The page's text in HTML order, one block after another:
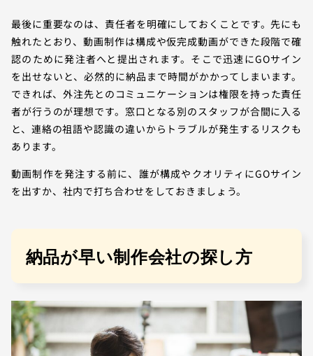
最後に重要なのは、責任者を明確にしておくことです。先にも
触れたとおり、動画制作は構成や仮完成動画ができた段階で確
認のために発注者へと提出されます。そこで迅速にGOサイン
を出せないと、必然的に納品まで時間がかかってしまいます。
できれば、外注先とのコミュニケーションは権限を持った責任
者が行うのが理想です。窓口となる別のスタッフが合間に入る
と、連絡の祖語や認識の違いからトラブルが発生するリスクも
あります。
動画制作を発注する前に、誰が構成やクオリティにGOサイン
を出すか、社内で打ち合わせをしておきましょう。
納品が早い制作会社の探し方